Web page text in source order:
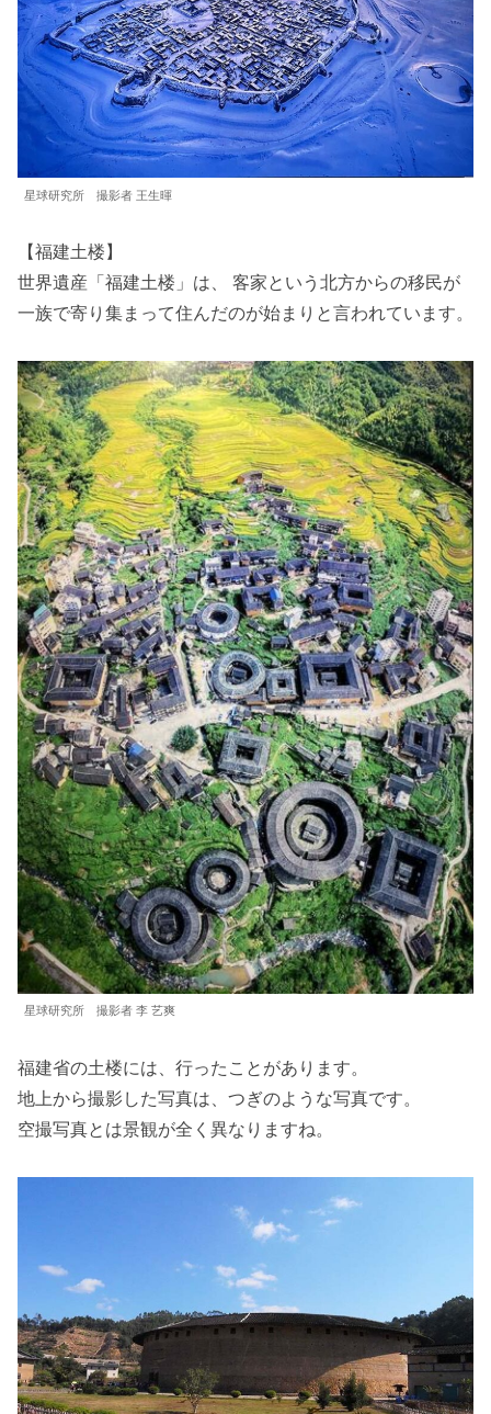
星球研究所 撮影者 王生暉
【福建土楼】
世界遺産「福建土楼」は、 客家という北方からの移民が
一族で寄り集まって住んだのが始まりと言われています。
星球研究所 撮影者 李 艺爽
福建省の土楼には、行ったことがあります。
地上から撮影した写真は、つぎのような写真です。
空撮写真とは景観が全く異なりますね。